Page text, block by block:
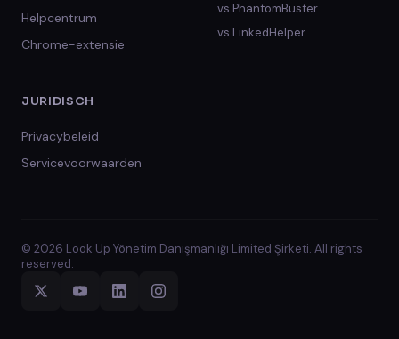
Helpcentrum
Chrome-extensie
vs PhantomBuster
vs LinkedHelper
JURIDISCH
Privacybeleid
Servicevoorwaarden
© 2026 Look Up Yönetim Danışmanlığı Limited Şirketi. All rights
reserved.